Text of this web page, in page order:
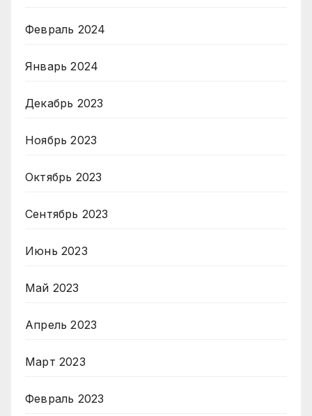
Февраль 2024
Январь 2024
Декабрь 2023
Ноябрь 2023
Октябрь 2023
Сентябрь 2023
Июнь 2023
Май 2023
Апрель 2023
Март 2023
Февраль 2023